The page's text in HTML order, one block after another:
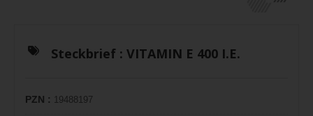
Steckbrief : VITAMIN E 400 I.E.
PZN : 19488197